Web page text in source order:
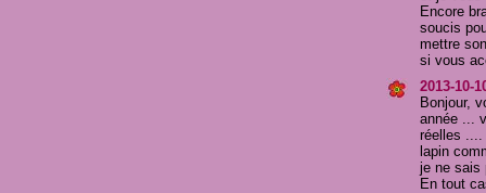
Encore
soucis
mettre
si vous
2013-10-
Bonjour,
année ...
réelles ....
lapin
je ne sais
En tout